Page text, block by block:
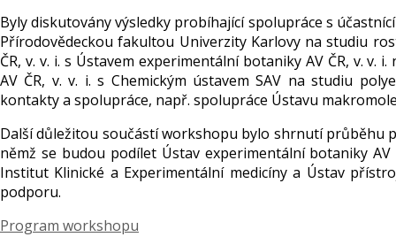
Byly diskutovány výsledky probíhající spolupráce s
Přírodovědeckou fakultou Univerzity Karlovy na studiu
ČR, v. v. i. s Ústavem experimentální botaniky AV ČR, v.
AV ČR, v. v. i. s Chemickým ústavem SAV na studiu
kontakty a spolupráce, např. spolupráce Ústavu
Další důležitou součástí workshopu bylo shrnutí průběhu
němž se budou podílet Ústav experimentální botaniky AV
Institut Klinické a Experimentální medicíny a Ústav
podporu.
Program workshopu